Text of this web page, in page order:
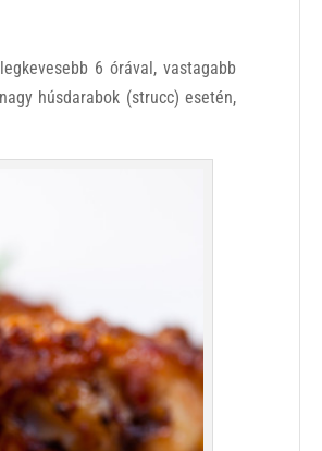
6 órával, vastagabb
húsdarabok (strucc) esetén,